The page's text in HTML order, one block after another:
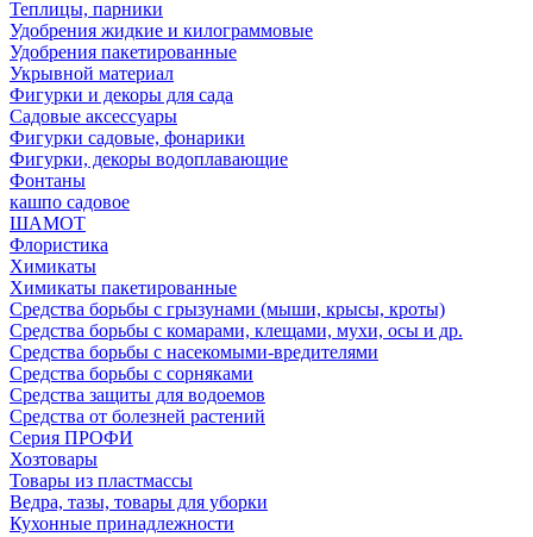
Теплицы, парники
Удобрения жидкие и килограммовые
Удобрения пакетированные
Укрывной материал
Фигурки и декоры для сада
Садовые аксессуары
Фигурки садовые, фонарики
Фигурки, декоры водоплавающие
Фонтаны
кашпо садовое
ШАМОТ
Флористика
Химикаты
Химикаты пакетированные
Средства борьбы с грызунами (мыши, крысы, кроты)
Средства борьбы с комарами, клещами, мухи, осы и др.
Средства борьбы с насекомыми-вредителями
Средства борьбы с сорняками
Средства защиты для водоемов
Средства от болезней растений
Серия ПРОФИ
Хозтовары
Товары из пластмассы
Ведра, тазы, товары для уборки
Кухонные принадлежности